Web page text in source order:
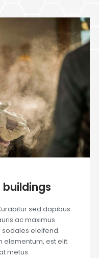
sed dapibus
ac maximus
sodales eleifend.
elementum, est elit
metus.